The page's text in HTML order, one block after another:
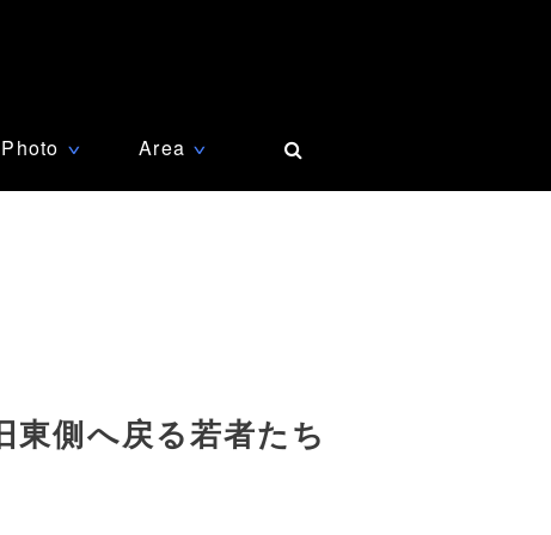
Photo ∨ Area ∨
東側へ戻る若者たち